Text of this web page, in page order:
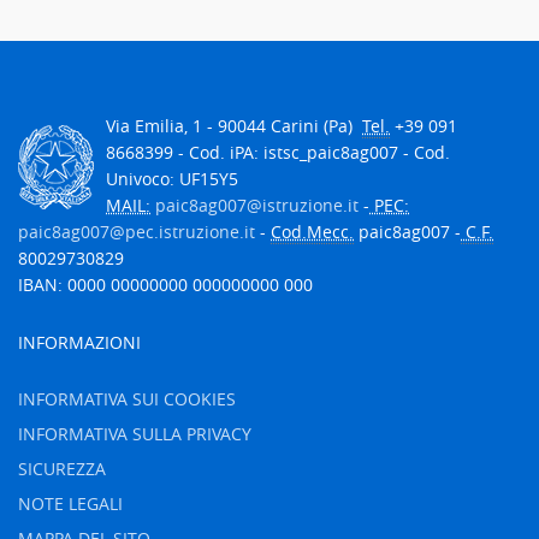
Via Emilia, 1 - 90044 Carini (Pa) Tel. +39 091
8668399 - Cod. iPA: istsc_paic8ag007 - Cod.
Univoco: UF15Y5
MAIL: paic8ag007@istruzione.it - PEC:
paic8ag007@pec.istruzione.it - Cod.Mecc. paic8ag007 - C.F.
80029730829
IBAN: 0000 00000000 000000000 000
INFORMAZIONI
INFORMATIVA SUI COOKIES
INFORMATIVA SULLA PRIVACY
SICUREZZA
NOTE LEGALI